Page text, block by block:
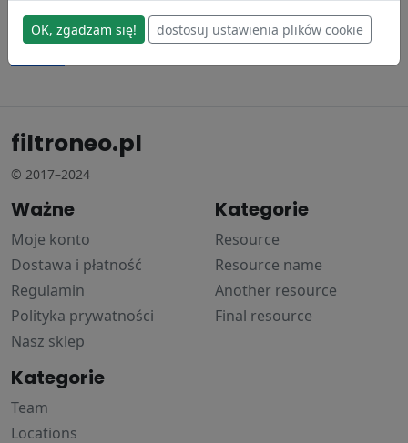
P764668
Donaldson
filtroneo.pl
© 2017–2024
Ważne
Moje konto
Dostawa i płatność
Regulamin
Polityka prywatności
Nasz sklep
Kategorie
Resource
Resource name
Another resource
Final resource
Kategorie
Team
Locations
OK, zgadzam się! dostosuj ustawienia plików cookie